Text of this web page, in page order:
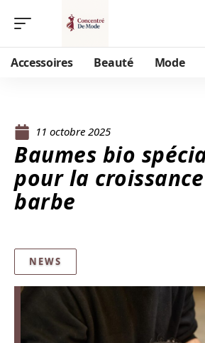
Accessoires Beauté Mode
11 octobre 2025
Baumes bio
pour la
barbe
NEWS